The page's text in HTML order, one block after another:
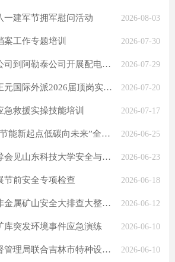
2026-08-03
一建军节拥军慰问活动
2026-07-30
工作专题培训
2026-07-29
阿勒泰地区电力公司到阿勒泰公司开展配电系统专项帮扶指导
2026-07-20
阿勒泰公司召开正元国际外派2026届顶岗实习生入职座谈会
2026-07-17
救援实操技能培训
2026-06-25
阿勒泰公司开展“节能新起点低碳向未来”全国节能宣传周系列活动
2026-06-23
博金石业公司领导会见山东科技大学安全与环境工程学院领导
2026-06-18
节前安全专项检查
2026-06-12
阿勒泰地区金属非金属矿山安全大排查大整治检查组到阿勒泰公司检查指导工作
2026-06-10
库突发环境事件应急演练
2026-06-10
哈巴河县市场监督管理局联合吉林市特种设备检验中心到阿勒泰公司开展起重机械专项安全检查